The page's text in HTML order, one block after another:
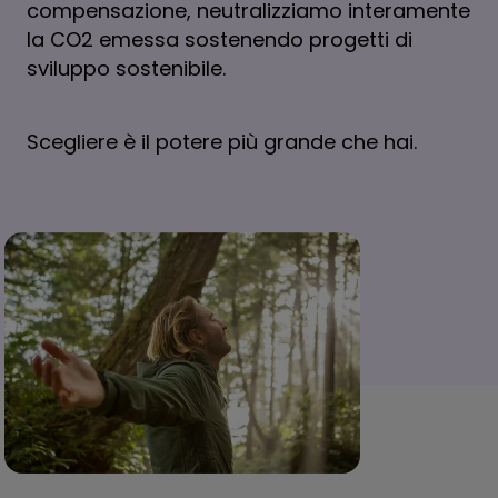
compensazione, neutralizziamo interamente
la CO2 emessa sostenendo progetti di
sviluppo sostenibile.
Scegliere è il potere più grande che hai.